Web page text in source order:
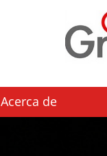
Acerca de